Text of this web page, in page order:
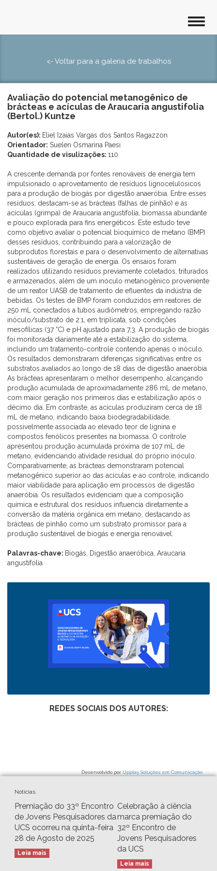
<- Voltar para a galeria de trabalhos
Avaliação do potencial metanogênico de
brácteas e acículas de Araucaria angustifolia
(Bertol.) Kuntze
Autor(es): Eliel Izaias Vargas dos Santos Ragazzon
Orientador: Suelen Osmarina Paesi
Quantidade de visulizações: 110
A crescente demanda por fontes renováveis de energia tem
impulsionado o aproveitamento de resíduos lignocelulósicos
para a produção de biogás por digestão anaeróbia. Entre esses
resíduos, destacam-se as brácteas (falhas de pinhão) e as
acículas (grimpa) de Araucaria angustifolia, biomassa abundante
e pouco explorada para fins energéticos. Este estudo teve
como objetivo avaliar o potencial bioquímico de metano (BMP)
desses resíduos, contribuindo para a valorização de
subprodutos florestais e para o desenvolvimento de alternativas
sustentáveis de geração de energia. Os ensaios foram
realizados utilizando resíduos previamente coletados, triturados
e armazenados, além de um inóculo metanogênico proveniente
de um reator UASB de tratamento de efluentes da indústria de
bebidas. Os testes de BMP foram conduzidos em reatores de
250 mL conectados a tubos audiômetros, empregando razão
inóculo/substrato de 2:1, em triplicata, sob condições
mesofílicas (37 °C) e pH ajustado para 7,3. A produção de biogás
foi monitorada diariamente até a estabilização do sistema,
incluindo um tratamento-controle contendo apenas o inóculo.
Os resultados demonstraram diferenças significativas entre os
substratos avaliados ao longo de 18 dias de digestão anaeróbia.
As brácteas apresentaram o melhor desempenho, alcançando
produção acumulada de aproximadamente 286 mL de metano,
com maior geração nos primeiros dias e estabilização após o
décimo dia. Em contraste, as acículas produziram cerca de 18
mL de metano, indicando baixa biodegradabilidade,
possivelmente associada ao elevado teor de lignina e
compostos fenólicos presentes na biomassa. O controle
apresentou produção acumulada próxima de 107 mL de
metano, evidenciando atividade residual do próprio inóculo.
Comparativamente, as brácteas demonstraram potencial
metanogênico superior ao das acículas e ao controle, indicando
maior viabilidade para aplicação em processos de digestão
anaeróbia. Os resultados evidenciam que a composição
química e estrutural dos resíduos influencia diretamente a
conversão da matéria orgânica em metano, destacando as
brácteas de pinhão como um substrato promissor para a
produção sustentável de biogás e energia renovável.
Palavras-chave: Biogás, Digestão anaeróbica, Araucaria
angustifolia
REDES SOCIAIS DOS AUTORES:
Desenvolvido por Upplay Soluções em Comunicação
Notícias
Premiação do 33º Encontro
de Jovens Pesquisadores da
UCS ocorreu na quinta-feira
28 de Agosto de 2025
Leia mais
Celebração à ciência
marca premiação do
32º Encontro de
Jovens Pesquisadores
da UCS
Leia mais